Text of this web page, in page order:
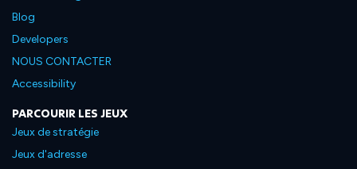
Blog
Developers
NOUS CONTACTER
Accessibility
PARCOURIR LES JEUX
Jeux de stratégie
Jeux d'adresse